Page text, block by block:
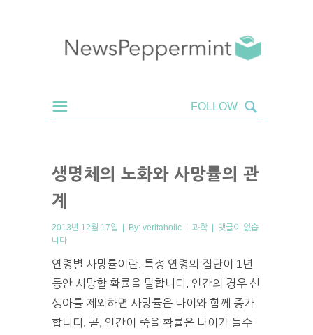
생명체의 노화와 사망률의 관
계
2013년 12월 17일 | By: veritaholic | 과학 | 댓글이 없습
니다
연령별 사망률이란, 특정 연령의 집단이 1년
동안 사망할 확률을 말합니다. 인간의 경우 신
생아를 제외하면 사망률은 나이와 함께 증가
합니다. 곧, 인간이 죽을 확률은 나이가 들수